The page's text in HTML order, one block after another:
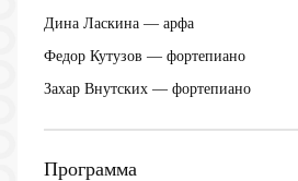
Дина Ласкина — арфа
Федор Кутузов — фортепиано
Захар Внутских — фортепиано
Программа